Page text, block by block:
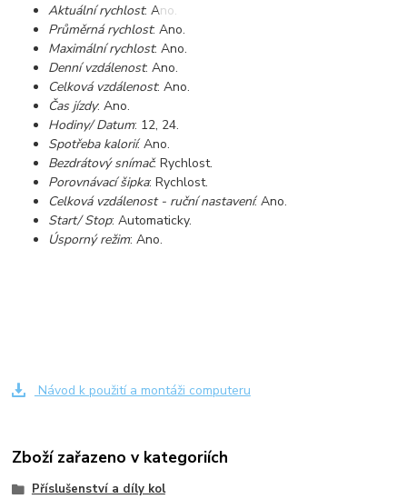
Aktuální rychlost: Ano.
Průměrná rychlost: Ano.
Maximální rychlost: Ano.
Denní vzdálenost: Ano.
Celková vzdálenost: Ano.
Čas jízdy: Ano.
Hodiny/ Datum: 12, 24.
Spotřeba kalorií: Ano.
Bezdrátový snímač: Rychlost.
Porovnávací šipka: Rychlost.
Celková vzdálenost - ruční nastavení: Ano.
Start/ Stop: Automaticky.
Úsporný režim: Ano.
Návod k použití a montáži computeru
Zboží zařazeno v kategoriích
Příslušenství a díly kol